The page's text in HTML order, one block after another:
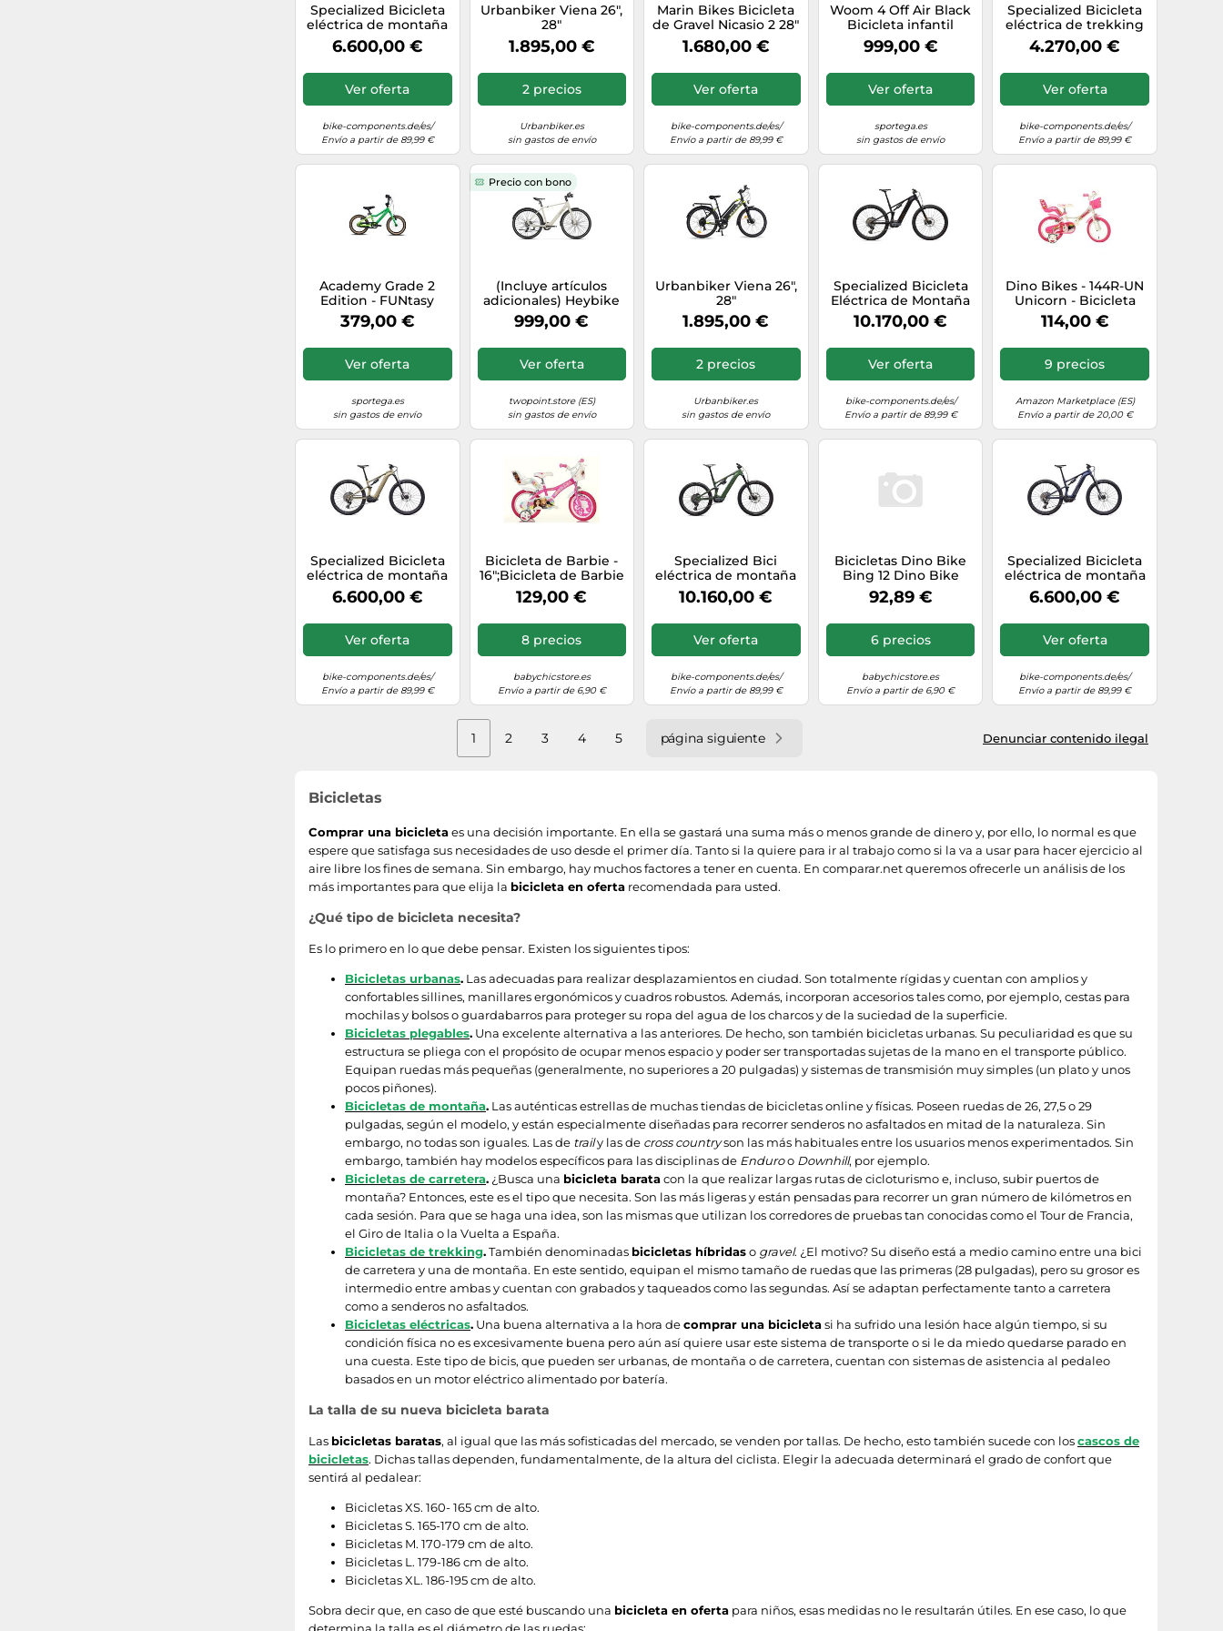
Specialized Bicicleta
eléctrica de montaña
Turbo Levo R Comp
Alloy marrón S
6.600,00 €
Ver oferta
bike-components.de/es/
Envío a partir de 89,99 €
Urbanbiker Viena 26",
28"
1.895,00 €
2 precios
Urbanbiker.es
sin gastos de envío
Marin Bikes Bicicleta
de Gravel Nicasio 2 28"
verde S
1.680,00 €
Ver oferta
bike-components.de/es/
Envío a partir de 89,99 €
Woom 4 Off Air Black
Bicicleta infantil
999,00 €
Ver oferta
sportega.es
sin gastos de envío
Specialized Bicicleta
eléctrica de trekking
Turbo Vado 3 4.0
29"/27,5" lila M
4.270,00 €
Ver oferta
bike-components.de/es/
Envío a partir de 89,99 €
Academy Grade 2
Edition - FUNtasy
Green Bicicleta
infantil
379,00 €
Ver oferta
sportega.es
sin gastos de envío
Precio con bono
(Incluye artículos
adicionales) Heybike
EC 1 Pedelec E-Bike
Diamond Frame - M
Blanco crema?
999,00 €
Ver oferta
twopoint.store (ES)
sin gastos de envío
Urbanbiker Viena 26",
28"
1.895,00 €
2 precios
Urbanbiker.es
sin gastos de envío
Specialized Bicicleta
Eléctrica de Montaña
Turbo Levo R Expert
Carbon 29" marrón
10.170,00 €
Ver oferta
bike-components.de/es/
Envío a partir de 89,99 €
Dino Bikes - 144R-UN
Unicorn - Bicicleta
con diseño de
Unicornios de 35,6 cm,
114,00 €
9 precios
Amazon Marketplace (ES)
Envío a partir de 20,00 €
Specialized Bicicleta
eléctrica de montaña
Turbo Levo R Comp
Alloy marrón XXL
6.600,00 €
Ver oferta
bike-components.de/es/
Envío a partir de 89,99 €
Bicicleta de Barbie -
16";Bicicleta de Barbie
- Tallas 12", 14" y 16""
Dino Bike
129,00 €
8 precios
babychicstore.es
Envío a partir de 6,90 €
Specialized Bici
eléctrica de montaña
Turbo Levo 4 Expert
Carbono 29"/27,5"
10.160,00 €
Ver oferta
bike-components.de/es/
Envío a partir de 89,99 €
Bicicletas Dino Bike
Bing 12 Dino Bike
92,89 €
6 precios
babychicstore.es
Envío a partir de 6,90 €
Specialized Bicicleta
eléctrica de montaña
Turbo Levo R Comp
Alloy azul XXL
6.600,00 €
Ver oferta
bike-components.de/es/
Envío a partir de 89,99 €
Denunciar contenido ilegal
1 2 3 4 5 página siguiente
Bicicletas
Comprar una bicicletaes una decisión importante. En ella se gastará una suma más o menos grande de dinero y, por ello, lo normal es que
espere que satisfaga sus necesidades de uso desde el primer día. Tanto si la quiere para ir al trabajo como si la va a usar para hacer ejercicio al
aire libre los fines de semana. Sin embargo, hay muchos factores a tener en cuenta. En comparar.net queremos ofrecerle un análisis de los
más importantes para que elija la bicicleta en oferta recomendada para usted.
¿Qué tipo de bicicleta necesita?
Es lo primero en lo que debe pensar. Existen los siguientes tipos:
Bicicletas urbanas. Las adecuadas para realizar desplazamientos en ciudad. Son totalmente rígidas y cuentan con amplios y
confortables sillines, manillares ergonómicos y cuadros robustos. Además, incorporan accesorios tales como, por ejemplo, cestas para
mochilas y bolsos o guardabarros para proteger su ropa del agua de los charcos y de la suciedad de la superficie.
Bicicletas plegables. Una excelente alternativa a las anteriores. De hecho, son también bicicletas urbanas. Su peculiaridad es que su
estructura se pliega con el propósito de ocupar menos espacio y poder ser transportadas sujetas de la mano en el transporte público.
Equipan ruedas más pequeñas (generalmente, no superiores a 20 pulgadas) y sistemas de transmisión muy simples (un plato y unos
pocos piñones).
Bicicletas de montaña. Las auténticas estrellas de muchas tiendas de bicicletas online y físicas. Poseen ruedas de 26, 27,5 o 29
pulgadas, según el modelo, y están especialmente diseñadas para recorrer senderos no asfaltados en mitad de la naturaleza. Sin
embargo, no todas son iguales. Las de traily las de cross countryson las más habituales entre los usuarios menos experimentados. Sin
embargo, también hay modelos específicos para las disciplinas de Enduroo Downhill, por ejemplo.
Bicicletas de carretera. ¿Busca una bicicleta baratacon la que realizar largas rutas de cicloturismo e, incluso, subir puertos de
montaña? Entonces, este es el tipo que necesita. Son las más ligeras y están pensadas para recorrer un gran número de kilómetros en
cada sesión. Para que se haga una idea, son las mismas que utilizan los corredores de pruebas tan conocidas como el Tour de Francia,
el Giro de Italia o la Vuelta a España.
Bicicletas de trekking.También denominadas bicicletas híbridaso gravel. ¿El motivo? Su diseño está a medio camino entre una bici
de carretera y una de montaña. En este sentido, equipan el mismo tamaño de ruedas que las primeras (28 pulgadas), pero su grosor es
intermedio entre ambas y cuentan con grabados y taqueados como las segundas. Así se adaptan perfectamente tanto a carretera
como a senderos no asfaltados.
Bicicletas eléctricas. Una buena alternativa a la hora decomprar una bicicletasi ha sufrido una lesión hace algún tiempo, si su
condición física no es excesivamente buena pero aún así quiere usar este sistema de transporte o si le da miedo quedarse parado en
una cuesta. Este tipo de bicis, que pueden ser urbanas, de montaña o de carretera, cuentan con sistemas de asistencia al pedaleo
basados en un motor eléctrico alimentado por batería.
La talla de su nueva bicicleta barata
Las bicicletas baratas, al igual que las más sofisticadas del mercado, se venden por tallas. De hecho, esto también sucede con loscascos de
bicicletas. Dichas tallas dependen, fundamentalmente, de la altura del ciclista. Elegir la adecuada determinará el grado de confort que
sentirá al pedalear:
Bicicletas XS. 160- 165 cm de alto.
Bicicletas S. 165-170 cm de alto.
Bicicletas M. 170-179 cm de alto.
Bicicletas L. 179-186 cm de alto.
Bicicletas XL. 186-195 cm de alto.
Sobra decir que, en caso de que esté buscando una bicicleta en oferta para niños, esas medidas no le resultarán útiles. En ese caso, lo que
determina la talla es el diámetro de las ruedas: